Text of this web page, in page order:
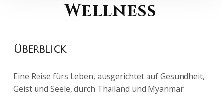
Wellness
Überblick
Eine Reise fürs Leben, ausgerichtet auf Gesundheit,
Geist und Seele, durch Thailand und Myanmar.